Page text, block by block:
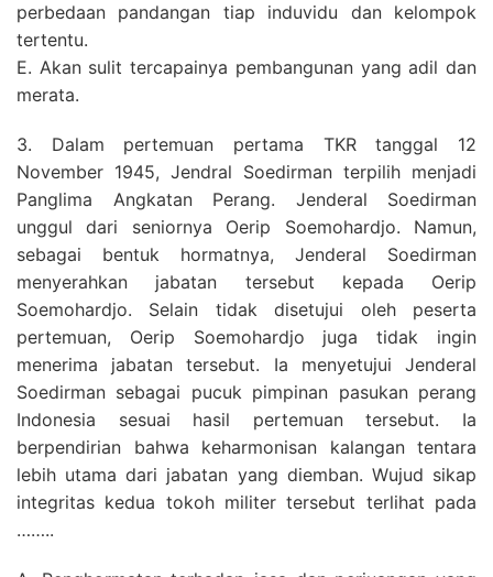
perbedaan pandangan tiap induvidu dan kelompok
tertentu.
E. Akan sulit tercapainya pembangunan yang adil dan
merata.
3. Dalam pertemuan pertama TKR tanggal 12
November 1945, Jendral Soedirman terpilih menjadi
Panglima Angkatan Perang. Jenderal Soedirman
unggul dari seniornya Oerip Soemohardjo. Namun,
sebagai bentuk hormatnya, Jenderal Soedirman
menyerahkan jabatan tersebut kepada Oerip
Soemohardjo. Selain tidak disetujui oleh peserta
pertemuan, Oerip Soemohardjo juga tidak ingin
menerima jabatan tersebut. Ia menyetujui Jenderal
Soedirman sebagai pucuk pimpinan pasukan perang
Indonesia sesuai hasil pertemuan tersebut. Ia
berpendirian bahwa keharmonisan kalangan tentara
lebih utama dari jabatan yang diemban. Wujud sikap
integritas kedua tokoh militer tersebut terlihat pada
……..